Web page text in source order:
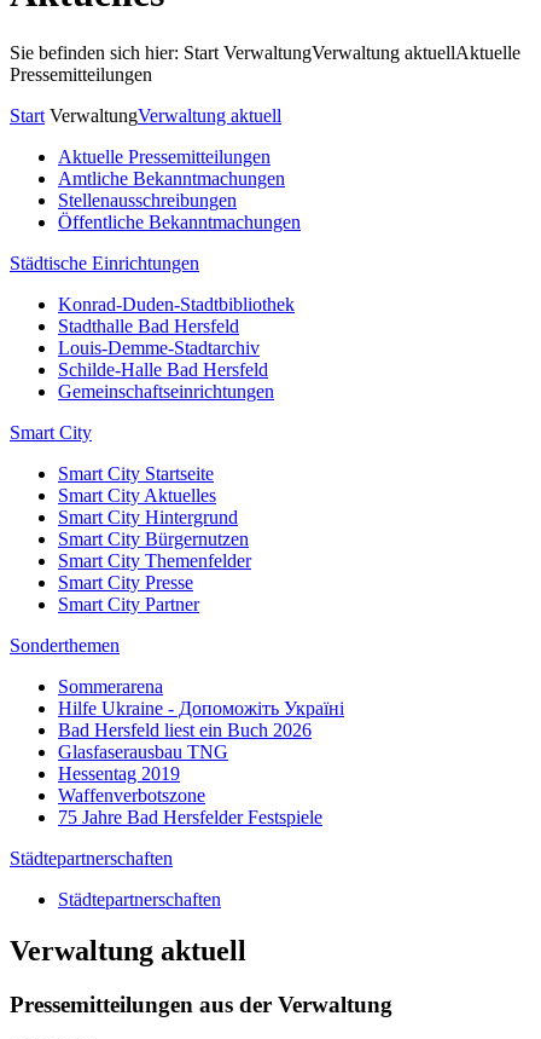
Sie befinden sich hier: Start VerwaltungVerwaltung aktuellAktuelle
Pressemitteilungen
Start VerwaltungVerwaltung aktuell
Aktuelle Pressemitteilungen
Amtliche Bekanntmachungen
Stellenausschreibungen
Öffentliche Bekanntmachungen
Städtische Einrichtungen
Konrad-Duden-Stadtbibliothek
Stadthalle Bad Hersfeld
Louis-Demme-Stadtarchiv
Schilde-Halle Bad Hersfeld
Gemeinschaftseinrichtungen
Smart City
Smart City Startseite
Smart City Aktuelles
Smart City Hintergrund
Smart City Bürgernutzen
Smart City Themenfelder
Smart City Presse
Smart City Partner
Sonderthemen
Sommerarena
Hilfe Ukraine - Допоможіть Україні
Bad Hersfeld liest ein Buch 2026
Glasfaserausbau TNG
Hessentag 2019
Waffenverbotszone
75 Jahre Bad Hersfelder Festspiele
Städtepartnerschaften
Städtepartnerschaften
Verwaltung aktuell
Pressemitteilungen aus der Verwaltung